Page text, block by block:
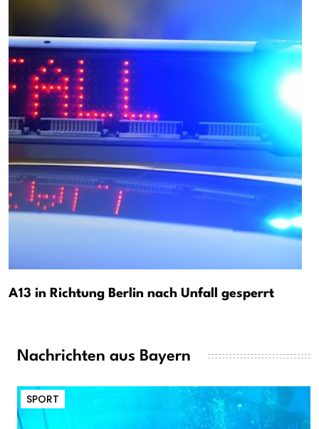
A13 in Richtung Berlin nach Unfall gesperrt
Nachrichten aus Bayern
SPORT